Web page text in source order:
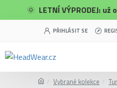
🌞 LETNÍ VÝPRODEJ: už
PŘIHLÁSIT SE
Vybrané kolekce